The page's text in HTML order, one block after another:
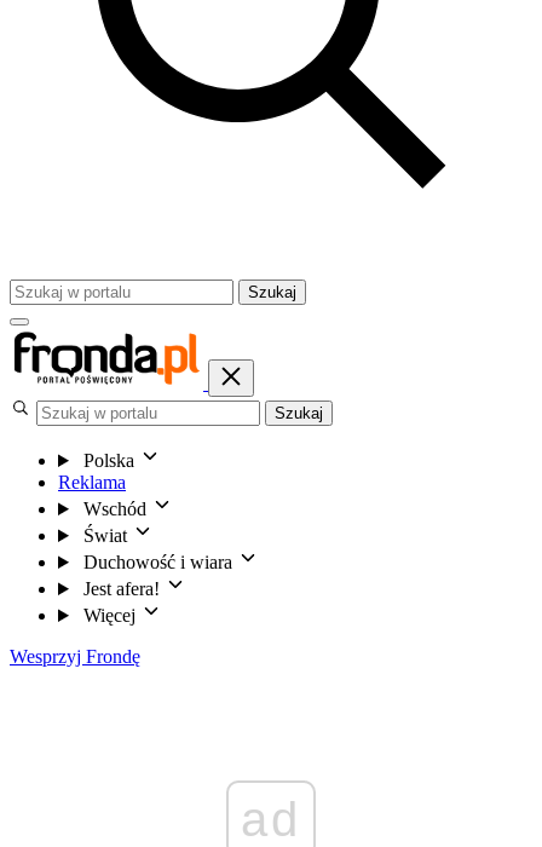
Szukaj
Szukaj
Polska
Reklama
Wschód
Świat
Duchowość i wiara
Jest afera!
Więcej
Wesprzyj Frondę
ad